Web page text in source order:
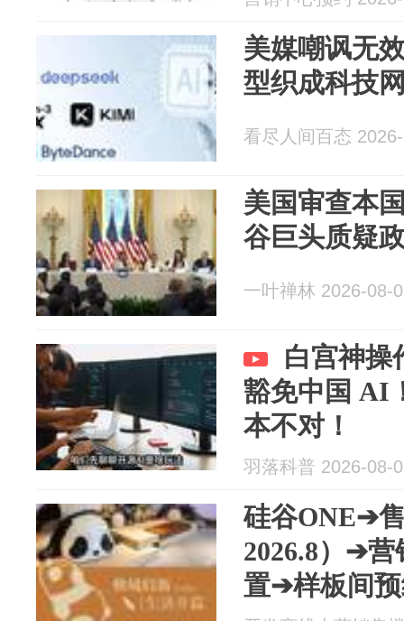
动态
美媒嘲讽无
型织成科技
看尽人间百态
美国审查本
谷巨头质疑
一叶禅林 2026-08-
白宫神操
豁免中国 AI
本不对！
羽落科普 2026-08-
硅谷ONE➔
2026.8）➔
置➔样板间